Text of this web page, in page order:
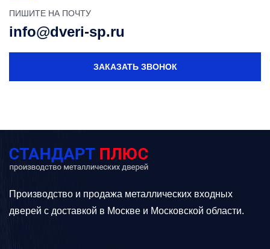
ПИШИТЕ НА ПОЧТУ
info@dveri-sp.ru
ЗАКАЗАТЬ ЗВОНОК
Производство и продажа металлических входных
дверей с доставкой в Москве и Московской области.